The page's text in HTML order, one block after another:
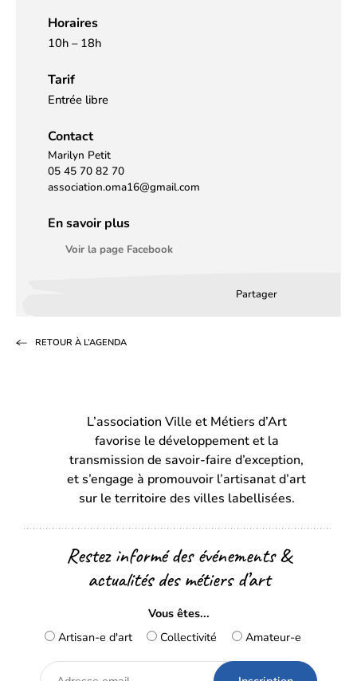
Horaires
10h – 18h
Tarif
Entrée libre
Contact
Marilyn Petit
05 45 70 82 70
association.oma16@gmail.com
En savoir plus
Voir la page Facebook
Partager
un
onglet)onglet)
RETOUR À L’AGENDA
L’association Ville et Métiers d’Art
favorise le développement et la
transmission de savoir-faire d’exception,
et s’engage à promouvoir l’artisanat d’art
sur le territoire des villes labellisées.
Restez informé des événements &
actualités des métiers d’art
Vous êtes...
Artisan-e d'art
Collectivité Amateur-e
Adresse